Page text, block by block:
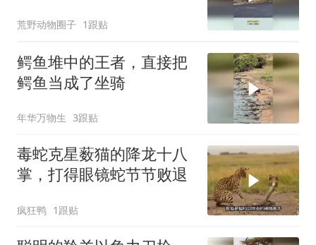
荒野动物圈子 1跟贴
鳄鱼堆中的王者，直接把
鳄鱼当成了坐骑
年华万物生 3跟贴
毒蛇克星薮猫的降龙十八
掌，打得眼镜蛇节节败退
疯狂鸭 1跟贴